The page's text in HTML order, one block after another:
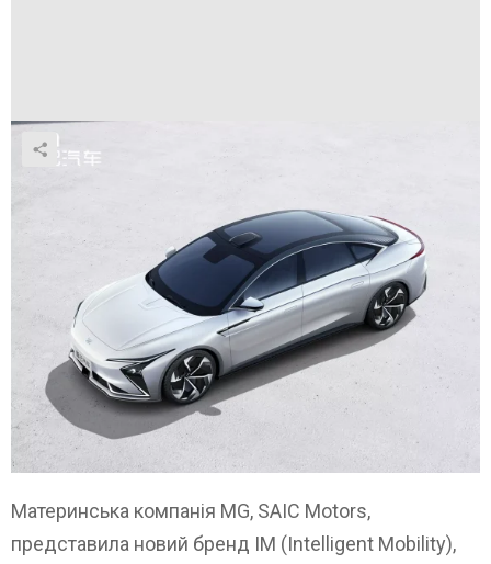
Материнська компанія MG, SAIC Motors,
представила новий бренд IM (Intelligent Mobility),